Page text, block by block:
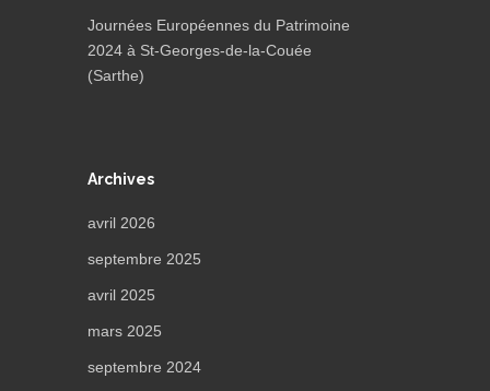
Journées Européennes du Patrimoine
2024 à St-Georges-de-la-Couée
(Sarthe)
Archives
avril 2026
septembre 2025
avril 2025
mars 2025
septembre 2024